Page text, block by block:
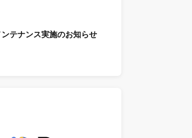
テナンス実施のお知らせ